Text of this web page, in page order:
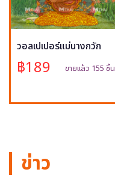
วอลเปเปอร์แม่นางกวัก
฿189 ขายแล้ว 155 ชิ้น
ข่าว